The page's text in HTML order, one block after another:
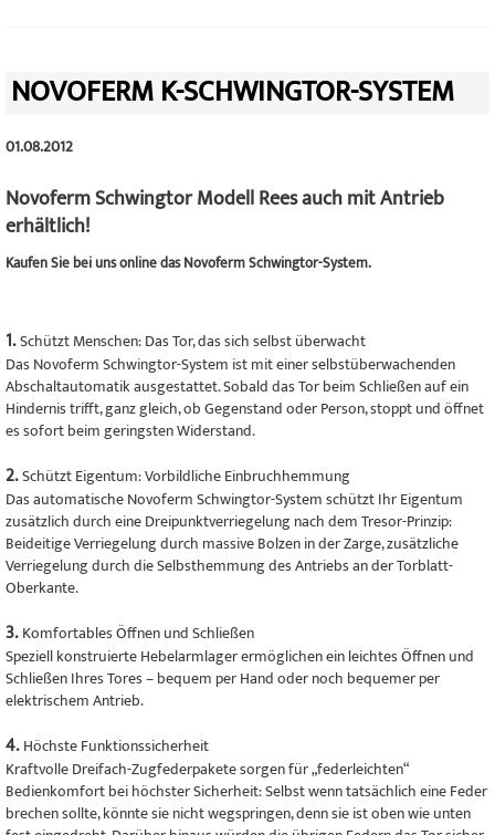
NOVOFERM K-SCHWINGTOR-SYSTEM
01.08.2012
Novoferm Schwingtor Modell Rees auch mit Antrieb
erhältlich!
Kaufen Sie bei uns online das Novoferm Schwingtor-System.
1.Schützt Menschen: Das Tor, das sich selbst überwacht
Das Novoferm Schwingtor-System ist mit einer selbstüberwachenden
Abschaltautomatik ausgestattet. Sobald das Tor beim Schließen auf ein
Hindernis trifft, ganz gleich, ob Gegenstand oder Person, stoppt und öffnet
es sofort beim geringsten Widerstand.
2.Schützt Eigentum: Vorbildliche Einbruchhemmung
Das automatische Novoferm Schwingtor-System schützt Ihr Eigentum
zusätzlich durch eine Dreipunktverriegelung nach dem Tresor-Prinzip:
Beideitige Verriegelung durch massive Bolzen in der Zarge, zusätzliche
Verriegelung durch die Selbsthemmung des Antriebs an der Torblatt-
Oberkante.
3. Komfortables Öffnen und Schließen
Speziell konstruierte Hebelarmlager ermöglichen ein leichtes Öffnen und
Schließen Ihres Tores – bequem per Hand oder noch bequemer per
elektrischem Antrieb.
4. Höchste Funktionssicherheit
Kraftvolle Dreifach-Zugfederpakete sorgen für „federleichten“
Bedienkomfort bei höchster Sicherheit: Selbst wenn tatsächlich eine Feder
brechen sollte, könnte sie nicht wegspringen, denn sie ist oben wie unten